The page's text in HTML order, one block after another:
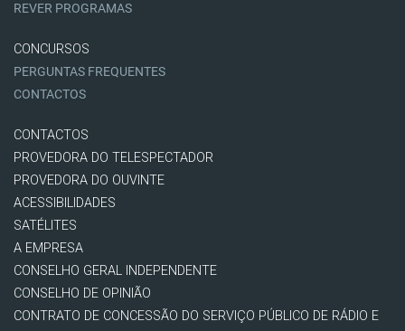
REVER PROGRAMAS
CONCURSOS
PERGUNTAS FREQUENTES
CONTACTOS
CONTACTOS
PROVEDORA DO TELESPECTADOR
PROVEDORA DO OUVINTE
ACESSIBILIDADES
SATÉLITES
A EMPRESA
CONSELHO GERAL INDEPENDENTE
CONSELHO DE OPINIÃO
CONTRATO DE CONCESSÃO DO SERVIÇO PÚBLICO DE RÁDIO E